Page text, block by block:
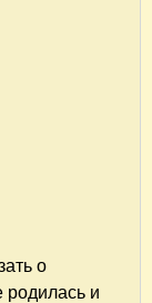
о
родилась и